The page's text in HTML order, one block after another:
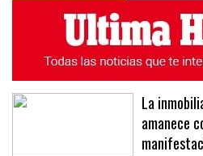
La
amanece